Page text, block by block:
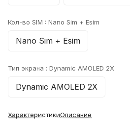
Кол-во SIM : Nano Sim + Esim
Nano Sim + Esim
Тип экрана : Dynamic AMOLED 2X
Dynamic AMOLED 2X
ХарактеристикиОписание